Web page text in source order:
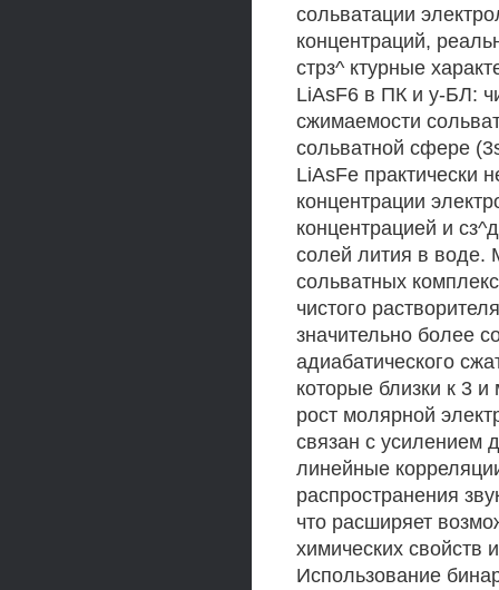
сольватации
концентраций,
стрз^ ктурные
LiAsF6 в ПК и у-БЛ:
сжимаемости
сольватной сфере
LiAsFe практически
концентрации
концентрацией и
солей лития в воде.
сольватных
чистого
значительно более
адиабатического
которые близки к 3
рост молярной
связан с усилением
линейные
распространения
что расширяет
химических свойств
Использование